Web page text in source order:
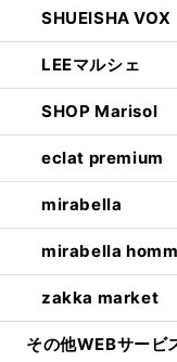
SHUEISHA VOX
LEEマルシェ
SHOP Marisol
eclat premium
mirabella
mirabella
zakka market
その他WEBサービ